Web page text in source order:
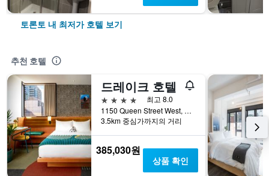
토론토 내 최저가 호텔 보기
추천 호텔
드레이크 호텔
4성급
최고 8.0
1150 Queen Street West, 토론토, ON, 캐나다
3.5km 중심가까지의 거리
385,030원
상품 확인